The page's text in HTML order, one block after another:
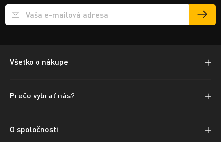
Přihlášení e-mailu k odběru
Všetko o nákupe
Prečo vybrať nás?
O spoločnosti